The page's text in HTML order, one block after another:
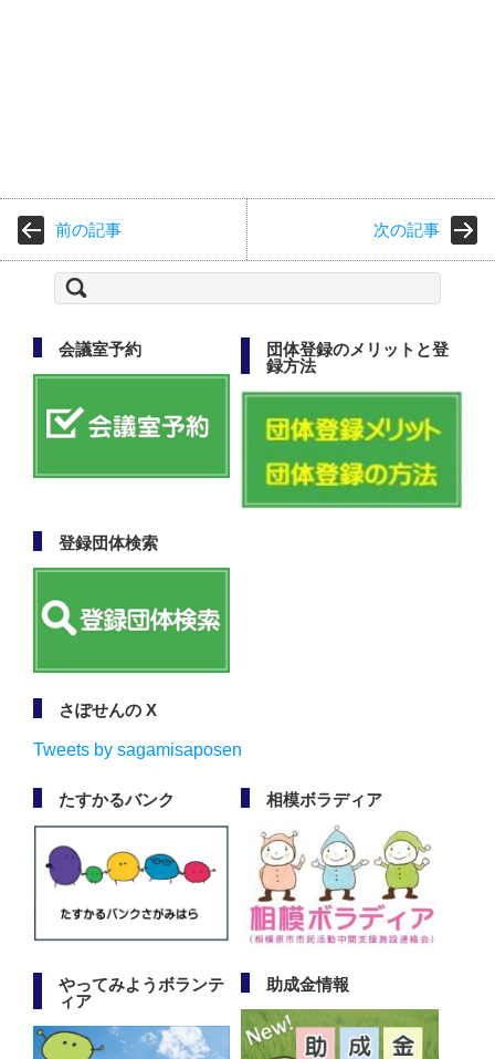
前の記事 次の記事
検
索:
会議室予約
団体登録のメリットと登
録方法
登録団体検索
さぽせんの X
Tweets by sagamisaposen
たすかるバンク 相模ボラディア
やってみようボランテ
ィア
助成金情報